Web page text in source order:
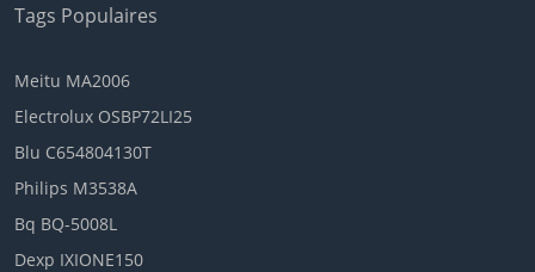
Tags Populaires
Meitu MA2006
Electrolux OSBP72LI25
Blu C654804130T
Philips M3538A
Bq BQ-5008L
Dexp IXIONE150